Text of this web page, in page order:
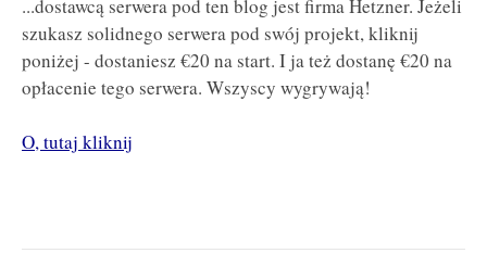
...dostawcą serwera pod ten blog jest firma Hetzner. Jeżeli
szukasz solidnego serwera pod swój projekt, kliknij
poniżej - dostaniesz €20 na start. I ja też dostanę €20 na
opłacenie tego serwera. Wszyscy wygrywają!
O, tutaj kliknij